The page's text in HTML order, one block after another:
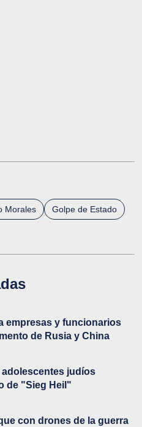
Morales Golpe de Estado
empresas y funcionarios
de Rusia y China
judíos
de "Sieg Heil"
con drones de la guerra